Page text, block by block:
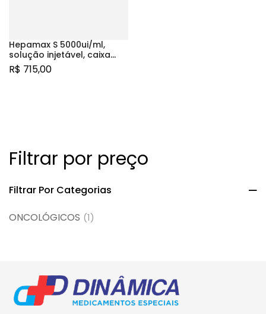
Filtrar por preço
Filtrar Por Categorias
ONCOLÓGICOS (1)
Hepamax S 5000ui/ml,
solução injetável, caixa
com 25 frasco-ampola
com 5ml
R$ 715,00